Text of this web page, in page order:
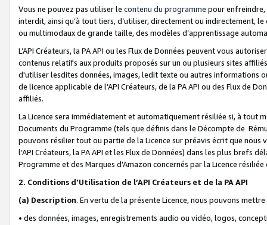
Vous ne pouvez pas utiliser le contenu du programme pour
interdit, ainsi qu’à tout tiers, d’utiliser, directement ou indirectement,
ou multimodaux de grande taille, des modèles d’apprentissage
L’API Créateurs, la PA API ou les Flux de Données peuvent vous
contenus relatifs aux produits proposés sur un ou plusieurs sites
d'utiliser lesdites données, images, ledit texte ou autres informations
de licence applicable de l’API Créateurs, de la PA API ou des Flux de
affiliés.
La Licence sera immédiatement et automatiquement résiliée si, à
Documents du Programme (tels que définis dans le Décompte de
pouvons résilier tout ou partie de la Licence sur préavis écrit que
l’API Créateurs, la PA API et les Flux de Données) dans les plus
Programme et des Marques d'Amazon concernés par la Licence
2. Conditions d'Utilisation de l’API Créateurs et de la PA API
(a) Description. En vertu de la présente Licence, nous pouvons
• des données, images, enregistrements audio ou vidéo, logos,